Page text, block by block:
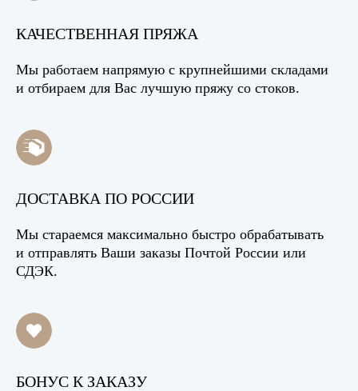
КАЧЕСТВЕННАЯ ПРЯЖА
Мы работаем напрямую с крупнейшими складами
и отбираем для Вас лучшую пряжу со стоков.
ДОСТАВКА ПО РОССИИ
Мы стараемся максимально быстро обрабатывать
и отправлять Ваши заказы Почтой России или
СДЭК.
БОНУС К ЗАКАЗУ